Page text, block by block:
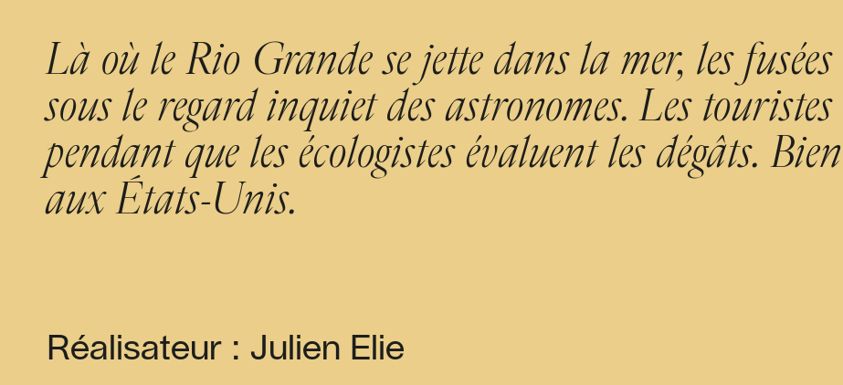
Là où le Rio Grande se jette dans la mer, les
sous le regard inquiet des astronomes. Les
pendant que les écologistes évaluent les dégâts.
aux États-Unis.
Réalisateur : Julien Elie